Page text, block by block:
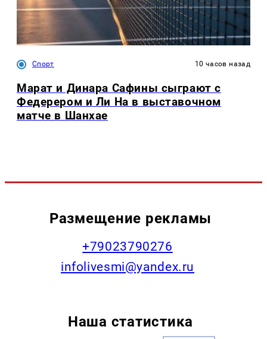
Спорт 10 часов назад
Марат и Динара Сафины сыграют с
Федерером и Ли На в выставочном
матче в Шанхае
Размещение рекламы
+79023790276
infolivesmi@yandex.ru
Наша статистика